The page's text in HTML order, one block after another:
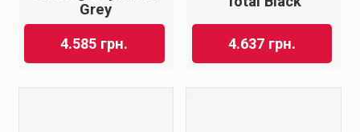
Grey
4.585 грн. 4.637 грн.